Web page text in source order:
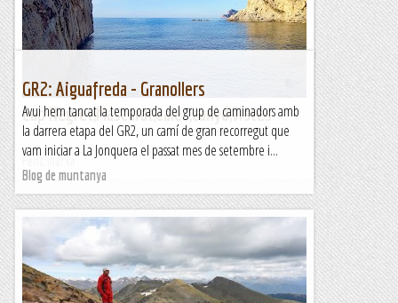
verticals. El seu ràpel principal, de 110 metres...
Blog de muntanya
Cap Negret,Mascarat,cales,canyó,vistes
Fent marxa
GR2: Aiguafreda - Granollers
Avui hem tancat la temporada del grup de caminadors amb
la darrera etapa del GR2, un camí de gran recorregut que
vam iniciar a La Jonquera el passat mes de setembre i...
Blog de muntanya